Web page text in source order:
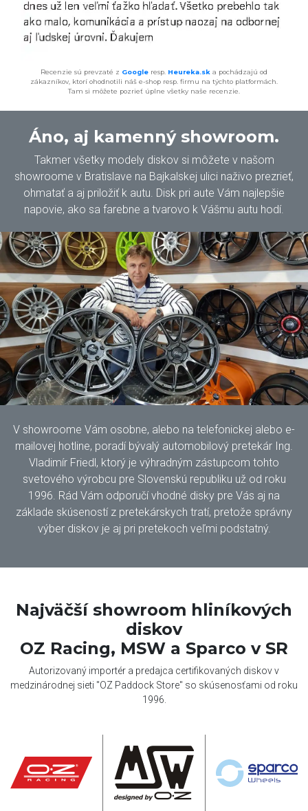
Recenzie sú prevzaté z Google resp. Heureka.sk a pochádzajú od
zákazníkov, ktorí ohodnotili náš e-shop resp. firmu na týchto platformách.
Tam si môžete pozrieť úplne všetky naše recenzie.
Áno, aj kamenný showroom.
Takmer všetky modely diskov si môžete v našom
showroome v Bratislave na Bajkalskej ulici naživo prezrieť,
ohmatať a aj priložiť k autu. Disk pri aute Vám najlepšie
napovie, ako sa farebne a tvarovo k Vášmu autu hodí.
V showroome Vám osobne, alebo na telefonickej alebo e-
mailovej hotline, poradí bývalý automobilový pretekár Ing.
Vladimír Friedl, ktorý je výhradným zástupcom tohto
svetového výrobcu pre Slovenskú republiku už od roku
1996. Rád Vám odporučí vhodné disky pre Vás aj na
základe skúseností z pretekárskych tratí, pretože správny
výber diskov je aj pri pretekoch veľmi podstatný.
Najväčší showroom hliníkových
diskov
OZ Racing, MSW a Sparco v SR
Autorizovaný importér a predajca certifikovaných diskov v
medzinárodnej sieti "OZ Paddock Store" so skúsenosťami od roku
1996.